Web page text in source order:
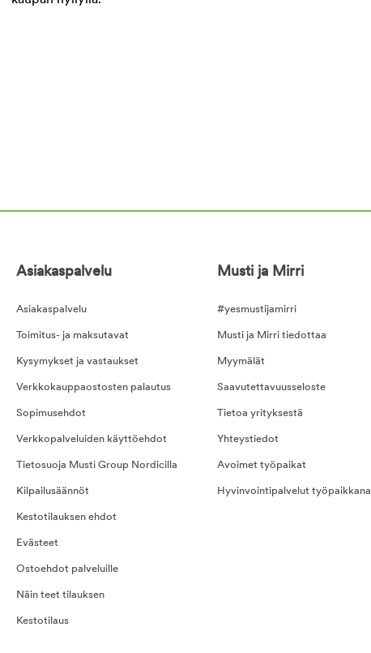
Asiakaspalvelu
Asiakaspalvelu
Toimitus- ja maksutavat
Kysymykset ja vastaukset
Verkkokauppaostosten palautus
Sopimusehdot
Verkkopalveluiden käyttöehdot
Tietosuoja Musti Group Nordicilla
Kilpailusäännöt
Kestotilauksen ehdot
Evästeet
Ostoehdot palveluille
Näin teet tilauksen
Kestotilaus
Musti ja Mirri
#yesmustijamirri
Musti ja Mirri tiedottaa
Myymälät
Saavutettavuusseloste
Tietoa yrityksestä
Yhteystiedot
Avoimet työpaikat
Hyvinvointipalvelut työpaikkana